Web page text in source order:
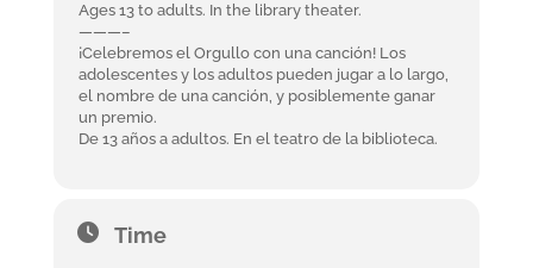
Ages 13 to adults. In the library theater.
———–
¡Celebremos el Orgullo con una canción! Los
adolescentes y los adultos pueden jugar a lo largo,
el nombre de una canción, y posiblemente ganar
un premio.
De 13 años a adultos. En el teatro de la biblioteca.
Time